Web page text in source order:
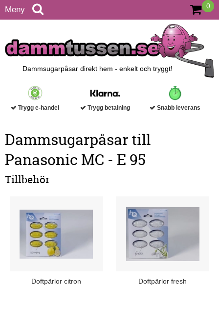
Meny 0
Dammsugarpåsar direkt hem - enkelt och tryggt!
Trygg e-handel Trygg betalning Snabb leverans
Dammsugarpåsar till
Panasonic MC - E 95
Tillbehör
Doftpärlor citron Doftpärlor fresh